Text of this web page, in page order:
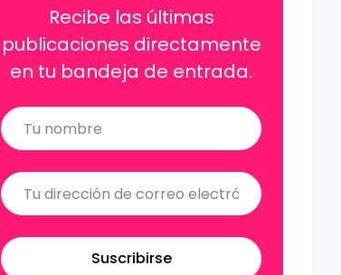
Recibe las últimas
publicaciones directamente
en tu bandeja de entrada.
Name
Email
Suscribirse